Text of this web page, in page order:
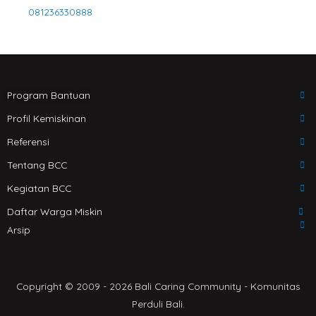
t
a
p
081236330888
Program Bantuan
Profil Kemiskinan
Referensi
Tentang BCC
Kegiatan BCC
Daftar Warga Miskin
Arsip
Copyright © 2009 - 2026 Bali Caring Community - Komunitas
Perduli Bali.